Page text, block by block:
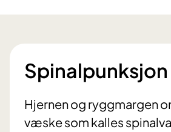
Spinalpunksjon
Hjernen og ryggmargen
væske som kalles